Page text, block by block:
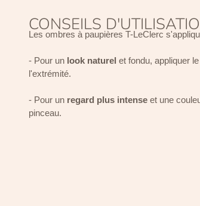
CONSEILS
Les ombres à paupières T-LeClerc
- Pour un look naturel et fondu, appliquer
l'extrémité.
- Pour un regard plus intense et une
pinceau.